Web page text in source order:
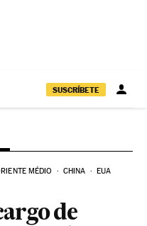
SUSCRÍBETE
MÉDIO CHINA EUA
de